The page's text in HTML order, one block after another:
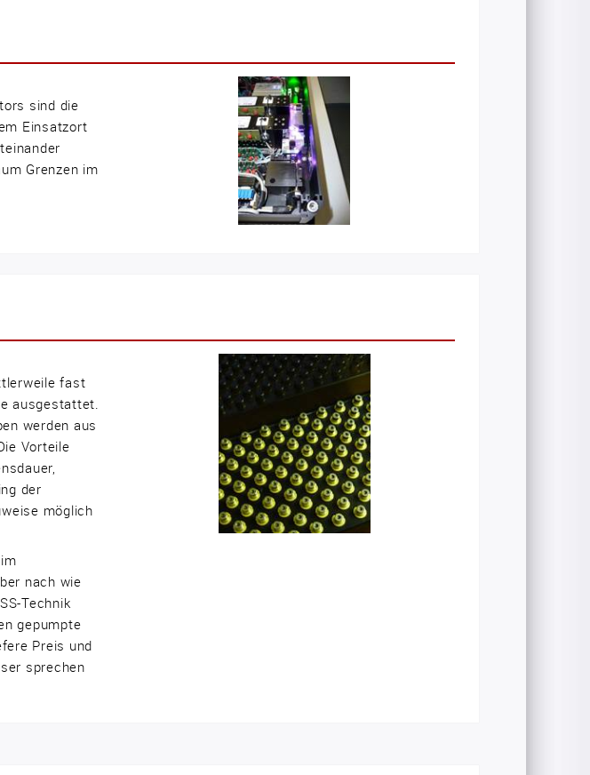
sind die
Einsatzort
Grenzen im
fast
ausgestattet.
werden aus
Vorteile
der
möglich
nach wie
Technik
gepumpte
Preis und
sprechen